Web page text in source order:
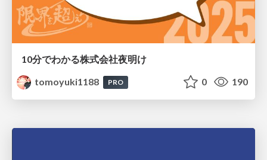
10分でわかる株式会社夜明け
tomoyuki1188
PRO 0 190